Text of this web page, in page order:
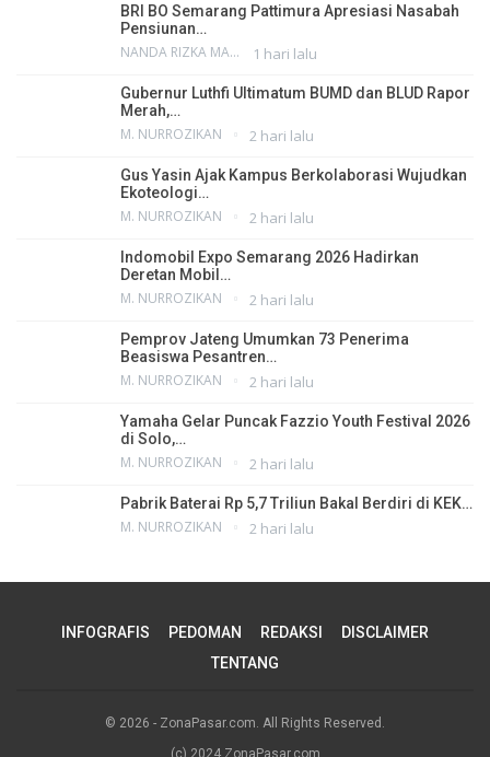
BRI BO Semarang Pattimura Apresiasi Nasabah
Pensiunan…
NANDA RIZKA MAHENDRA 1 hari lalu
Gubernur Luthfi Ultimatum BUMD dan BLUD Rapor
Merah,…
M. NURROZIKAN 2 hari lalu
Gus Yasin Ajak Kampus Berkolaborasi Wujudkan
Ekoteologi…
M. NURROZIKAN 2 hari lalu
Indomobil Expo Semarang 2026 Hadirkan
Deretan Mobil…
M. NURROZIKAN 2 hari lalu
Pemprov Jateng Umumkan 73 Penerima
Beasiswa Pesantren…
M. NURROZIKAN 2 hari lalu
Yamaha Gelar Puncak Fazzio Youth Festival 2026
di Solo,…
M. NURROZIKAN 2 hari lalu
Pabrik Baterai Rp 5,7 Triliun Bakal Berdiri di KEK…
M. NURROZIKAN 2 hari lalu
INFOGRAFIS PEDOMAN REDAKSI
DISCLAIMER
TENTANG
© 2026 - ZonaPasar.com. All Rights Reserved.
(c) 2024 ZonaPasar.com